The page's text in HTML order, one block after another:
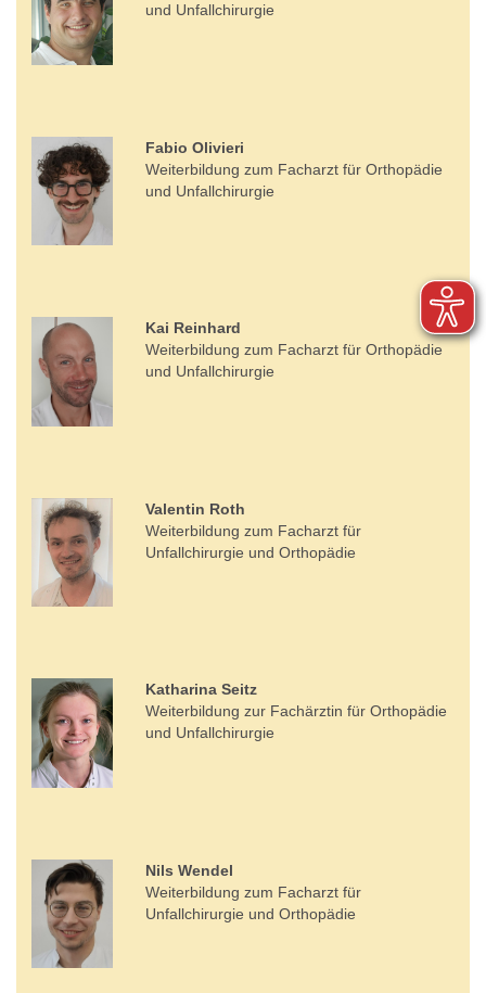
und Unfallchirurgie
Fabio Olivieri
Weiterbildung zum Facharzt für Orthopädie
und Unfallchirurgie
Kai Reinhard
Weiterbildung zum Facharzt für Orthopädie
und Unfallchirurgie
Valentin Roth
Weiterbildung zum Facharzt für
Unfallchirurgie und Orthopädie
Katharina Seitz
Weiterbildung zur Fachärztin für Orthopädie
und Unfallchirurgie
Nils Wendel
Weiterbildung zum Facharzt für
Unfallchirurgie und Orthopädie